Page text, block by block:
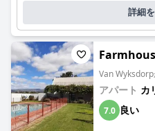
詳細
Van
アパート カ
7.0 良い